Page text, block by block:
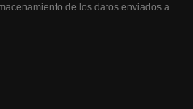
de los datos enviados a